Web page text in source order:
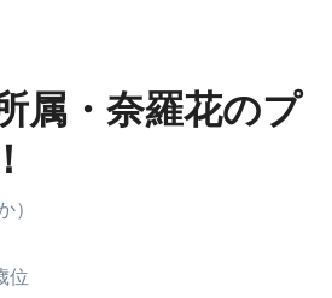
属・奈羅花のプ
）
位